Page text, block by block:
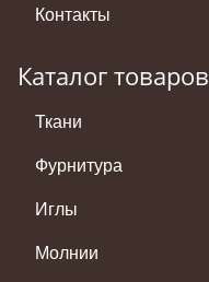
Контакты
Каталог товаров
Ткани
Фурнитура
Иглы
Молнии